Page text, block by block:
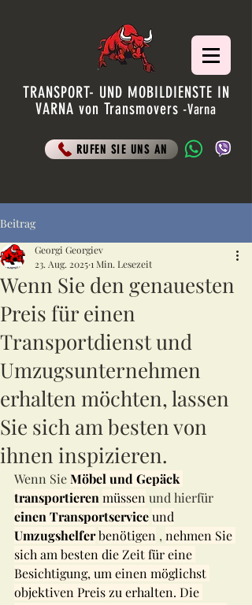
TRANSPORT- UND MOBILDIENSTE IN
VARNA von Transmovers -Varna
RUFEN SIE UNS AN
Beitrag
Wenn Sie den genauesten
Preis für einen
Transportdienst und
Umzugsunternehmen
erhalten möchten, lassen
Sie sich am besten von
ihnen inspizieren.
Georgi Georgiev
23. Aug. 20251 Min. Lesezeit
Wenn Sie Möbel und Gepäck
transportieren müssen und hierfür
einen Transportserviceund
Umzugshelferbenötigen , nehmen Sie
sich am besten die Zeit für eine
Besichtigung, um einen möglichst
objektiven Preis zu erhalten. Die